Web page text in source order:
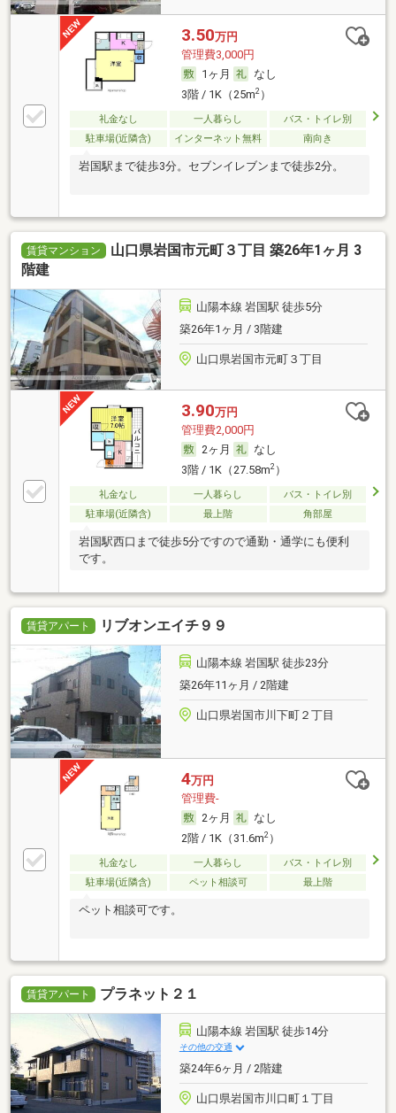
3.50万円
管理費3,000円
1ヶ月
なし
3階 / 1K（25m2）
礼金なし 一人暮らし
バス・トイレ別
駐車場(近隣含)
インターネット無料 南向き
岩国駅まで徒歩3分。セブンイレブンまで徒歩2分。
賃貸マンション
山口県岩国市元町３丁目 築26年1ヶ月 3
階建
山陽本線 岩国駅 徒歩5分
築26年1ヶ月 / 3階建
山口県岩国市元町３丁目
3.90万円
管理費2,000円
2ヶ月
なし
3階 / 1K（27.58m2）
礼金なし 一人暮らし
バス・トイレ別
駐車場(近隣含)
最上階 角部屋
岩国駅西口まで徒歩5分ですので通勤・通学にも便利
です。
賃貸アパート リブオンエイチ９９
山陽本線 岩国駅 徒歩23分
築26年11ヶ月 / 2階建
山口県岩国市川下町２丁目
4万円
管理費-
2ヶ月
なし
2階 / 1K（31.6m2）
礼金なし 一人暮らし
バス・トイレ別
駐車場(近隣含)
ペット相談可 最上階
ペット相談可です。
賃貸アパート プラネット２１
山陽本線 岩国駅 徒歩14分
その他の交通
築24年6ヶ月 / 2階建
山口県岩国市川口町１丁目